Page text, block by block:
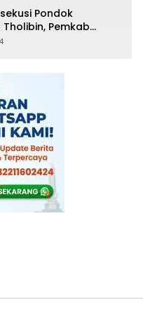
Pondok
Pemkab
hingga